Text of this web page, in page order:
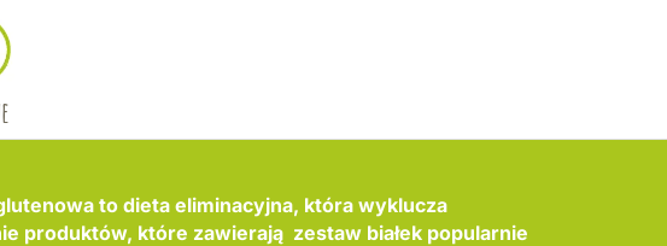
to dieta eliminacyjna, która wyklucza
produktów, które zawierają zestaw białek popularnie